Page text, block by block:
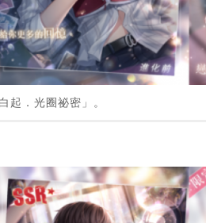
起．光圈祕密」。